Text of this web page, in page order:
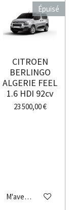
Épuisé
CITROEN
BERLINGO
ALGERIE FEEL
1.6 HDI 92cv
23 500,00 €
M'avertir si